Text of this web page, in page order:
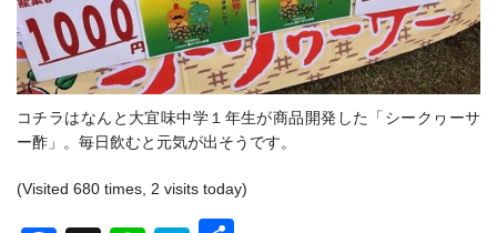
コチラはなんと大宜味中学１年生が商品開発した「シークヮーサ
ー酢」。毎日飲むと元気が出そうです。
(Visited 680 times, 2 visits today)